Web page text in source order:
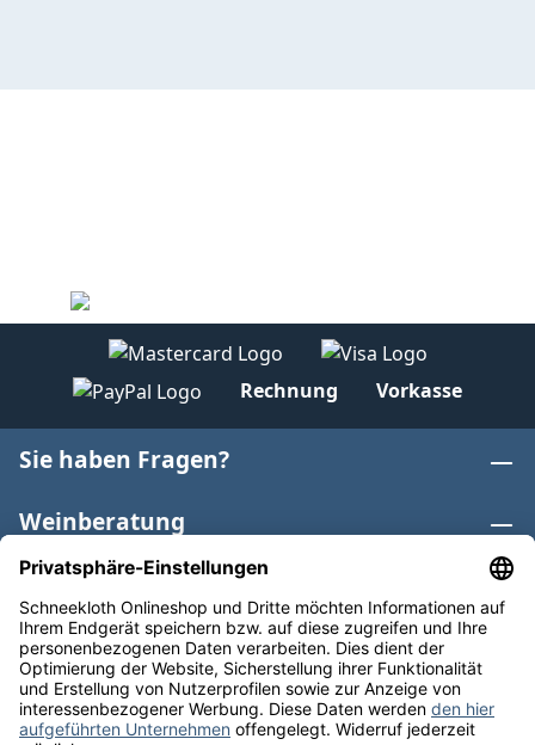
Rechnung Vorkasse
Sie haben Fragen?
Weinberatung
Informationen
Weinkategorien
Internationaler Wein